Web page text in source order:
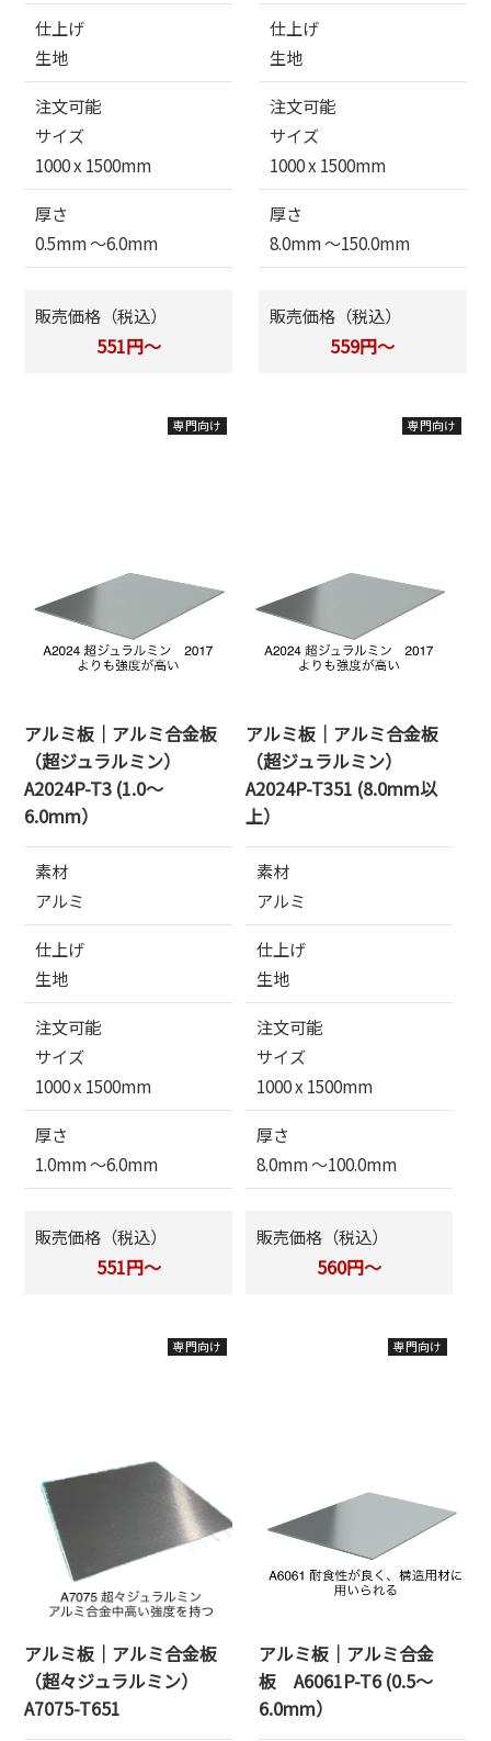
仕上げ
生地
注文可能
サイズ
1000 x 1500mm
厚さ
0.5mm 〜6.0mm
販売価格（税込）
551円～
専門向け
仕上げ
生地
注文可能
サイズ
1000 x 1500mm
厚さ
8.0mm 〜150.0mm
販売価格（税込）
559円～
専門向け
アルミ板｜アルミ合金板
（超ジュラルミン）
A2024P-T3 (1.0～
6.0mm）
素材
アルミ
仕上げ
生地
注文可能
サイズ
1000 x 1500mm
厚さ
1.0mm 〜6.0mm
販売価格（税込）
551円～
専門向け
アルミ板｜アルミ合金板
（超ジュラルミン）
A2024P-T351 (8.0mm以
上）
素材
アルミ
仕上げ
生地
注文可能
サイズ
1000 x 1500mm
厚さ
8.0mm 〜100.0mm
販売価格（税込）
560円～
専門向け
アルミ板｜アルミ合金板
（超々ジュラルミン）
A7075-T651
アルミ板｜アルミ合金
板 A6061P-T6 (0.5～
6.0mm）